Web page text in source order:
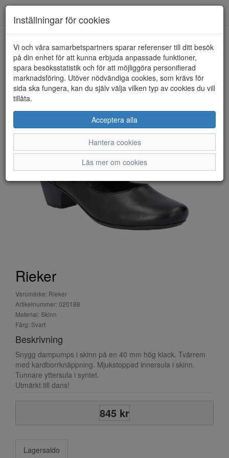
HEM RIEKER
Rieker
Varumärke: Rieker
Artikelnummer: 020188
Material: Skinn
Färg: Svart
Beskrivning
Snygg dampumps i skinn på en 40 mm hög klack. Tvärrem
med kardborrknäppning. Mjukstoppad innersula i skinn.
Tunnare yttersula i syntet.
Utmärkt till dans!
845 kr
Lagersaldo
Inställningar för cookies
Vi och våra samarbetspartners sparar referenser till ditt besök
på din enhet för att kunna erbjuda anpassade funktioner,
spara besöksstatistik och för att möjliggöra personifierad
marknadsföring. Utöver nödvändiga cookies, som krävs för
sida ska fungera, kan du själv välja vilken typ av cookies du vill
tillåta.
Acceptera alla
Hantera cookies
Läs mer om cookies